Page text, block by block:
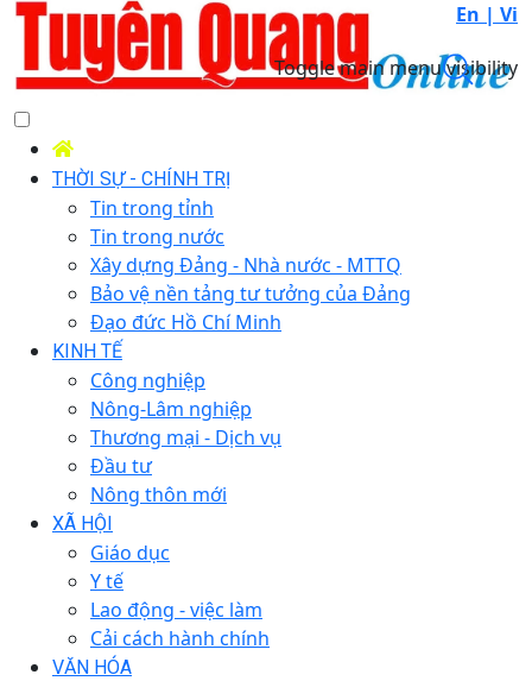
En | Vi
Toggle main menu visibility
THỜI SỰ - CHÍNH TRỊ
Tin trong tỉnh
Tin trong nước
Xây dựng Đảng - Nhà nước - MTTQ
Bảo vệ nền tảng tư tưởng của Đảng
Đạo đức Hồ Chí Minh
KINH TẾ
Công nghiệp
Nông-Lâm nghiệp
Thương mại - Dịch vụ
Đầu tư
Nông thôn mới
XÃ HỘI
Giáo dục
Y tế
Lao động - việc làm
Cải cách hành chính
VĂN HÓA